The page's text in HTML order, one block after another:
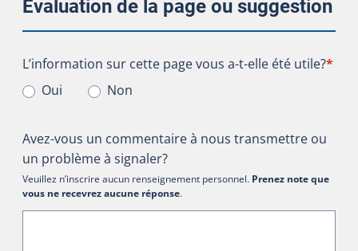
Évaluation de la page ou suggestion
L’information sur cette page vous a-t-elle été utile?
L’information sur cette page vous a-t-elle été utile?*
Oui
Non
Avez-vous un commentaire à nous transmettre ou
un problème à signaler?
Veuillez n’inscrire aucun renseignement personnel. Prenez note que
vous ne recevrez aucune réponse.